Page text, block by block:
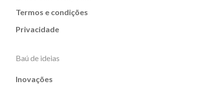
Termos e condições
Privacidade
Baú de ideias
Inovações